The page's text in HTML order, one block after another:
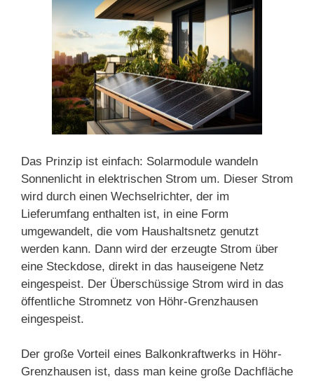
Das Prinzip ist einfach: Solarmodule wandeln
Sonnenlicht in elektrischen Strom um. Dieser Strom
wird durch einen Wechselrichter, der im
Lieferumfang enthalten ist, in eine Form
umgewandelt, die vom Haushaltsnetz genutzt
werden kann. Dann wird der erzeugte Strom über
eine Steckdose, direkt in das hauseigene Netz
eingespeist. Der Überschüssige Strom wird in das
öffentliche Stromnetz von Höhr-Grenzhausen
eingespeist.
Der große Vorteil eines Balkonkraftwerks in Höhr-
Grenzhausen ist, dass man keine große Dachfläche